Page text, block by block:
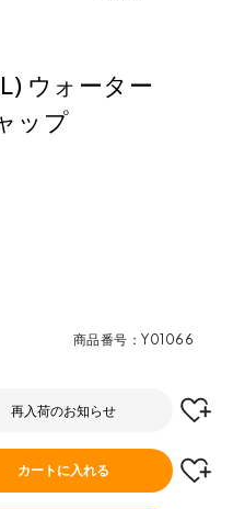
ウォーター
ップ
商品番号 Y01066
再入荷のお知らせ
カートに入れる